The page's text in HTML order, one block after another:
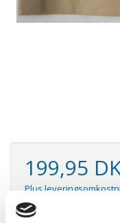
199,95
Plus
pakkeshop ved køb